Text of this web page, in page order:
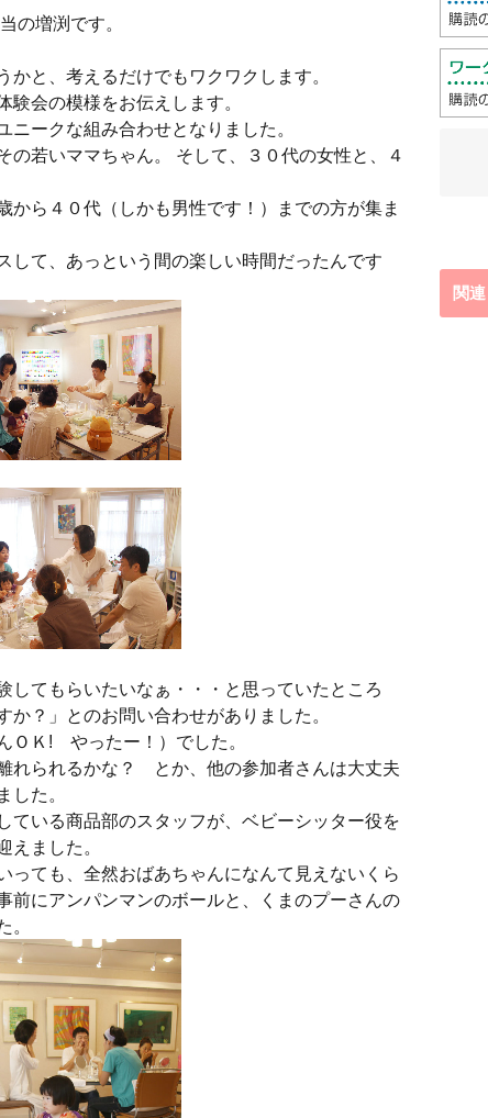
の増渕です。
と、考えるだけでもワクワクします。
験会の模様をお伝えします。
ークな組み合わせとなりました。
の若いママちゃん。 そして、３０代の女性と、４
から４０代（しかも男性です！）までの方が集ま
して、あっという間の楽しい時間だったんです
してもらいたいなぁ・・・と思っていたところ
か？」とのお問い合わせがありました。
ＯＫ! やったー！）でした。
れられるかな？ とか、他の参加者さんは大丈夫
した。
ている商品部のスタッフが、ベビーシッター役を
えました。
っても、全然おばあちゃんになんて見えないくら
前にアンパンマンのボールと、くまのプーさんの
。
関